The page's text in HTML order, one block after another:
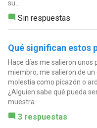
su...
Sin respuestas
Qué significan estos
Hace días me salieron unos
miembro, me salieron de
molestia como picazón o
¿Alguien sabe qué pueda
muestra
3 respuestas